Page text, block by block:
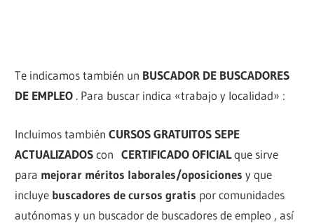
Te indicamos también un BUSCADOR DE BUSCADORES
DE EMPLEO . Para buscar indica «trabajo y localidad» :
Incluimos tambiénCURSOS GRATUITOS SEPE
ACTUALIZADOSconCERTIFICADO OFICIALque sirve
para mejorar méritos laborales/oposiciones y que
incluye buscadores de cursos gratis por comunidades
autónomas y un buscador de buscadores de empleo , así